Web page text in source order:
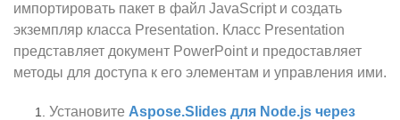
импортировать пакет в файл JavaScript и создать
экземпляр класса Presentation. Класс Presentation
представляет документ PowerPoint и предоставляет
методы для доступа к его элементам и управления ими.
Установите Aspose.Slides для Node.js через